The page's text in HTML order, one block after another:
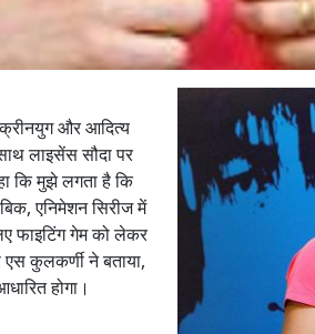
और आदित्य
लाइसेंस सौदा पर
कि मुझे लगता है कि
एनिमेशन सिरीज में
फाइटिंग गेम को लेकर
कुलकर्णी ने बताया,
होगा।